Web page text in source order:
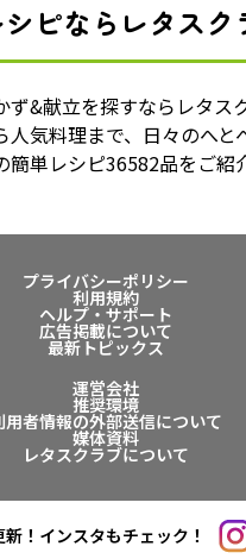
シピならレタスク
ず&献立を探すならレタス
人気料理まで、日々のへと
簡単レシピ36582品をご紹
プライバシーポリシー
利用規約
ヘルプ・サポート
広告掲載について
最新トピックス
運営会社
推奨環境
用者情報の外部送信について
媒体資料
レタスクラブについて
！インスタもチェック！